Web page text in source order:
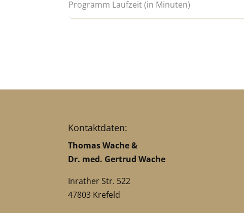
Kontaktdaten:
Thomas Wache &
Dr. med. Gertrud Wache
Inrather Str. 522
47803 Krefeld